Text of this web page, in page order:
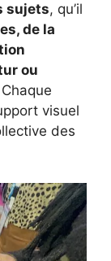
sujets, qu’il
de la
ou
visuel
des